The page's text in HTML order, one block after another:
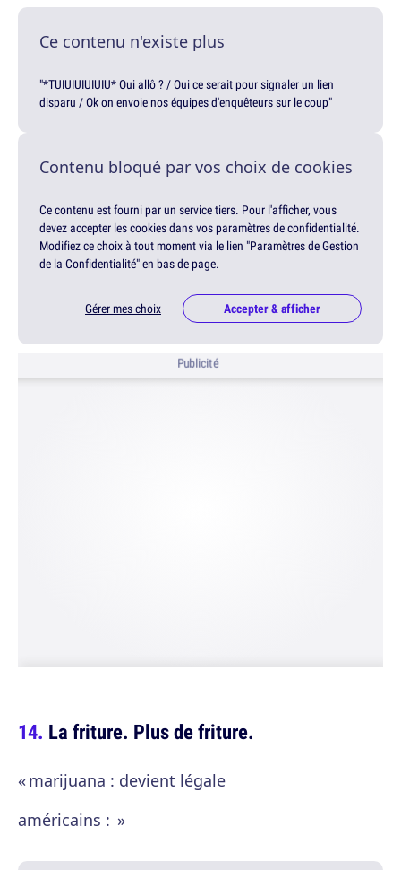
Ce contenu n'existe plus
"*TUIUIUIUIUIU* Oui allô ? / Oui ce serait pour signaler un lien
disparu / Ok on envoie nos équipes d'enquêteurs sur le coup"
Contenu bloqué par vos choix de cookies
Ce contenu est fourni par un service tiers. Pour l'afficher, vous
devez accepter les cookies dans vos paramètres de confidentialité.
Modifiez ce choix à tout moment via le lien "Paramètres de Gestion
de la Confidentialité" en bas de page.
Gérer mes choix Accepter & afficher
Publicité
La friture. Plus de friture.
« marijuana : devient légale
américains : »